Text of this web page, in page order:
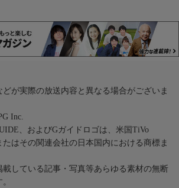
が実際の放送内容と異なる場合がございま
Inc.
、およびGガイドロゴは、米国TiVo
たはその関連会社の日本国内における商標ま
載している記事・写真等あらゆる素材の無断